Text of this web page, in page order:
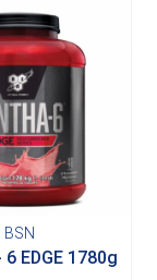
BSN
EDGE 1780g